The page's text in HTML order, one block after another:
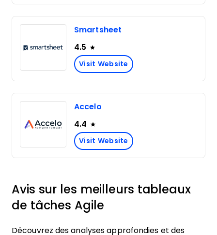
Smartsheet
4.5
Visit Website
Accelo
4.4
Visit Website
Avis sur les meilleurs tableaux
de tâches Agile
Découvrez des analyses approfondies et des